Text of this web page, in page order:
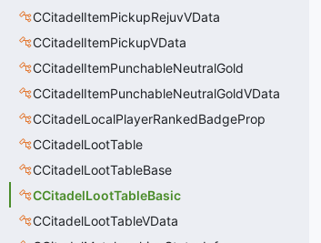
CCitadelItemPickupRejuvVData
CCitadelItemPickupVData
CCitadelItemPunchableNeutralGold
CCitadelItemPunchableNeutralGoldVData
CCitadelLocalPlayerRankedBadgeProp
CCitadelLootTable
CCitadelLootTableBase
CCitadelLootTableBasic
CCitadelLootTableVData